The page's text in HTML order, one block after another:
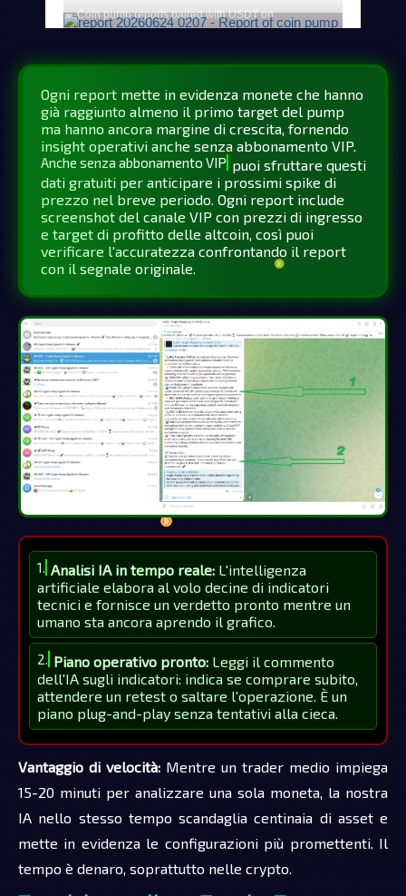
Ogni report mette in evidenza monete che hanno
già raggiunto almeno il primo target del pump
ma hanno ancora margine di crescita, fornendo
insight operativi anche senza abbonamento VIP.
Anche senza abbonamento VIP puoi sfruttare questi
dati gratuiti per anticipare i prossimi spike di
prezzo nel breve periodo. Ogni report include
screenshot del canale VIP con prezzi di ingresso
e target di profitto delle altcoin, così puoi
verificare l'accuratezza confrontando il report
con il segnale originale.
1. Analisi IA in tempo reale: L'intelligenza
artificiale elabora al volo decine di indicatori
tecnici e fornisce un verdetto pronto mentre un
umano sta ancora aprendo il grafico.
2. Piano operativo pronto: Leggi il commento
dell'IA sugli indicatori: indica se comprare subito,
attendere un retest o saltare l'operazione. È un
piano plug-and-play senza tentativi alla cieca.
Vantaggio di velocità: Mentre un trader medio impiega
15-20 minuti per analizzare una sola moneta, la nostra
IA nello stesso tempo scandaglia centinaia di asset e
mette in evidenza le configurazioni più promettenti. Il
tempo è denaro, soprattutto nelle crypto.